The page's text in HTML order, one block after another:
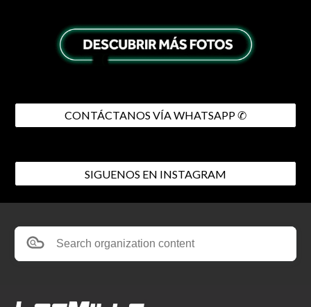
CONTÁCTANOS VÍA WHATSAPP ✆
SIGUENOS EN INSTAGRAM
Search organization content